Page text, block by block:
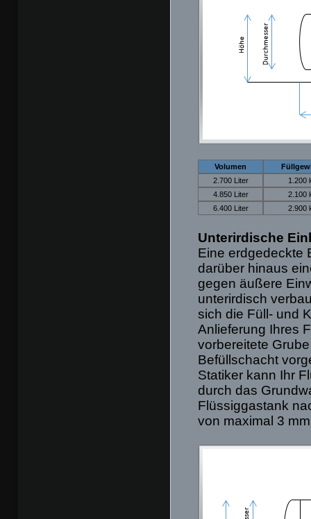
Volumen
2.700 Liter
1.200
4.850 Liter
2.100
6.400 Liter
2.900
Unterirdische
Eine erdgedeckte
darüber hinaus
gegen äußere
unterirdisch
sich die Füll- und
Anlieferung Ihres
vorbereitete
Befüllschacht
Statiker kann Ihr
durch das
Flüssiggastank
von maximal 3